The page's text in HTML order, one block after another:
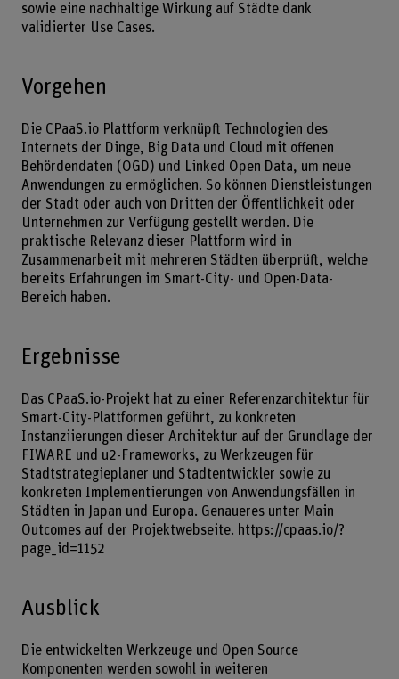
sowie eine nachhaltige Wirkung auf Städte dank
validierter Use Cases.
Vorgehen
Die CPaaS.io Plattform verknüpft Technologien des
Internets der Dinge, Big Data und Cloud mit offenen
Behördendaten (OGD) und Linked Open Data, um neue
Anwendungen zu ermöglichen. So können Dienstleistungen
der Stadt oder auch von Dritten der Öffentlichkeit oder
Unternehmen zur Verfügung gestellt werden. Die
praktische Relevanz dieser Plattform wird in
Zusammenarbeit mit mehreren Städten überprüft, welche
bereits Erfahrungen im Smart-City- und Open-Data-
Bereich haben.
Ergebnisse
Das CPaaS.io-Projekt hat zu einer Referenzarchitektur für
Smart-City-Plattformen geführt, zu konkreten
Instanziierungen dieser Architektur auf der Grundlage der
FIWARE und u2-Frameworks, zu Werkzeugen für
Stadtstrategieplaner und Stadtentwickler sowie zu
konkreten Implementierungen von Anwendungsfällen in
Städten in Japan und Europa. Genaueres unter Main
Outcomes auf der Projektwebseite. https://cpaas.io/?
page_id=1152
Ausblick
Die entwickelten Werkzeuge und Open Source
Komponenten werden sowohl in weiteren